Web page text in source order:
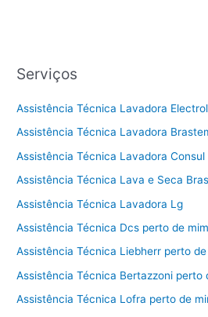
Serviços
Assistência Técnica Lavadora
Assistência Técnica Lavadora
Assistência Técnica Lavadora Consul
Assistência Técnica Lava e Seca
Assistência Técnica Lavadora Lg
Assistência Técnica Dcs perto de mim
Assistência Técnica Liebherr perto de
Assistência Técnica Bertazzoni perto
Assistência Técnica Lofra perto de